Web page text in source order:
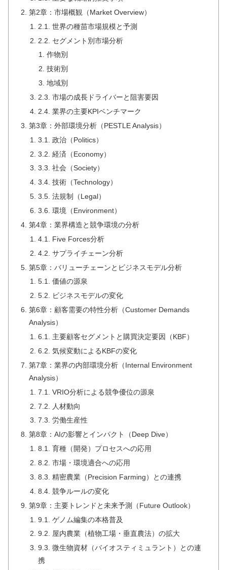
第2章：市場概観（Market Overview）
2.1. 世界の種苗市場規模と予測
2.2. セグメント別市場分析
作物別
技術別
地域別
2.3. 市場の成長ドライバーと阻害要因
2.4. 業界の主要KPIベンチマーク
第3章：外部環境分析（PESTLE Analysis）
3.1. 政治（Politics）
3.2. 経済（Economy）
3.3. 社会（Society）
3.4. 技術（Technology）
3.5. 法規制（Legal）
3.6. 環境（Environment）
第4章：業界構造と競争環境の分析
4.1. Five Forces分析
4.2. サプライチェーン分析
第5章：バリューチェーンとビジネスモデル分析
5.1. 価値の源泉
5.2. ビジネスモデルの変化
第6章：顧客需要の特性分析（Customer Demands
Analysis）
6.1. 主要顧客セグメントと購買決定要因（KBF）
6.2. 気候変動によるKBFの変化
第7章：業界の内部環境分析（Internal Environment
Analysis）
7.1. VRIO分析による競争優位の源泉
7.2. 人材動向
7.3. 労働生産性
第8章：AIの影響とインパクト（Deep Dive）
8.1. 育種（開発）プロセスへの応用
8.2. 市場・環境適合への応用
8.3. 精密農業（Precision Farming）との連携
8.4. 競争ルールの変化
第9章：主要トレンドと未来予測（Future Outlook）
9.1. ゲノム編集の本格普及
9.2. 屋内農業（植物工場・垂直農法）の拡大
9.3. 微生物資材（バイオスティミュラント）との連
携